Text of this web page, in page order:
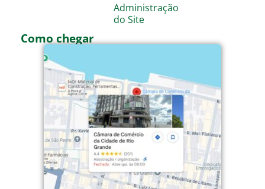
Administração
do Site
Como chegar